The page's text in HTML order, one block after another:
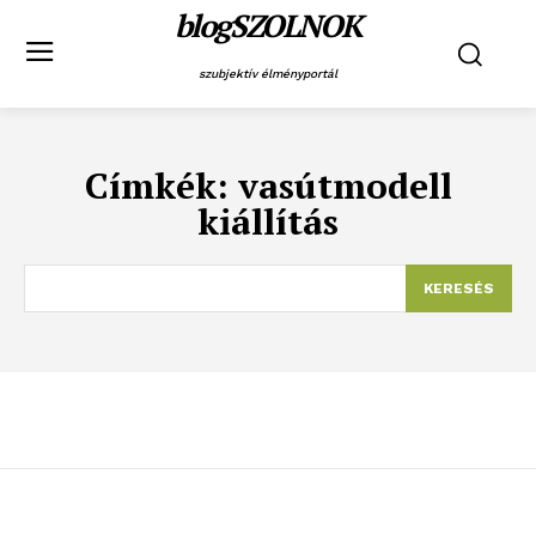
blogSZOLNOK
szubjektív élményportál
Címkék: vasútmodell
kiállítás
KERESÉS